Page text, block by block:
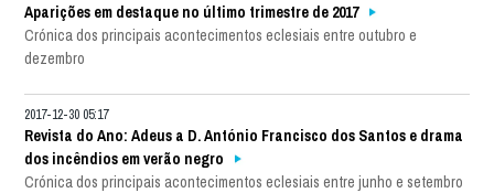
Aparições em destaque no último trimestre de 2017
Crónica dos principais acontecimentos eclesiais entre outubro e
dezembro
2017-12-30 05:17
Revista do Ano: Adeus a D. António Francisco dos Santos e drama
dos incêndios em verão negro
Crónica dos principais acontecimentos eclesiais entre junho e setembro